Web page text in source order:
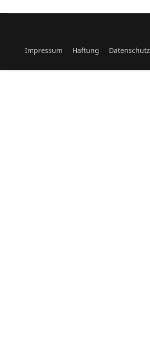
Impressum Haftung Datenschutz